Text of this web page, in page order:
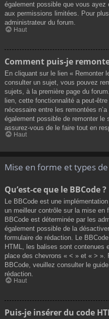
également possible que vous ayez
aux permissions limitées. Pour
administrateur du forum.
Haut
Comment puis-je
En cliquant sur le lien « Remonter
consulter un sujet, vous pouvez
sujets, à la première page du
lien, cette fonctionnalité a peut-
nécessaire entre les remontées
également possible de remonter
assurez-vous de le faire tout en
Haut
Mise en forme et types
Qu’est-ce que le BBCode ?
Le BBCode est une
un meilleur contrôle sur la mise en
BBCode est déterminée par les
également possible de la
formulaire de rédaction. Le
HTML, les balises sont contenues
place des chevrons « < » et « > ».
BBCode, veuillez consulter le
rédaction.
Haut
Puis-je insérer du code